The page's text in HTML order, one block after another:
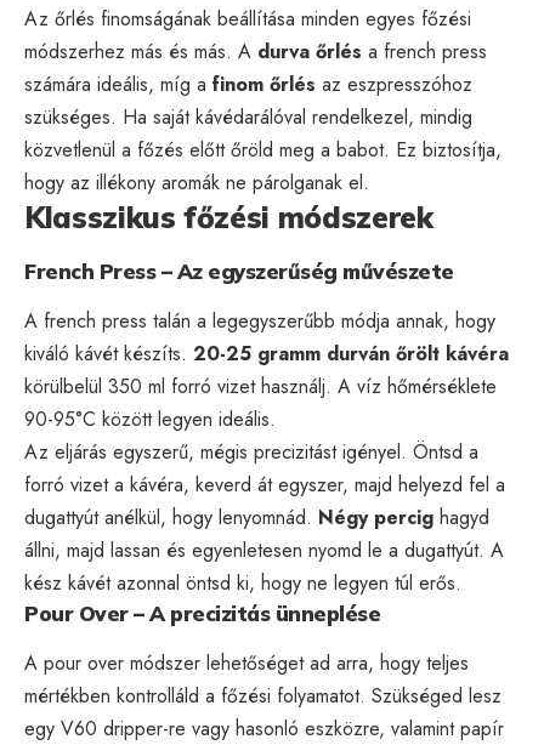
Az őrlés finomságának beállítása minden egyes főzési
módszerhez más és más. A durva őrlés a french press
számára ideális, míg a finom őrlés az eszpresszóhoz
szükséges. Ha saját kávédarálóval rendelkezel, mindig
közvetlenül a főzés előtt őröld meg a babot. Ez biztosítja,
hogy az illékony aromák ne párolganak el.
Klasszikus főzési módszerek
French Press – Az egyszerűség művészete
A french press talán a legegyszerűbb módja annak, hogy
kiváló kávét készíts. 20-25 gramm durván őrölt kávéra
körülbelül 350 ml forró vizet használj. A víz hőmérséklete
90-95°C között legyen ideális.
Az eljárás egyszerű, mégis precizitást igényel. Öntsd a
forró vizet a kávéra, keverd át egyszer, majd helyezd fel a
dugattyút anélkül, hogy lenyomnád. Négy percig hagyd
állni, majd lassan és egyenletesen nyomd le a dugattyút. A
kész kávét azonnal öntsd ki, hogy ne legyen túl erős.
Pour Over – A precizitás ünneplése
A pour over módszer lehetőséget ad arra, hogy teljes
mértékben kontrolláld a főzési folyamatot. Szükséged lesz
egy V60 dripper-re vagy hasonló eszközre, valamint papír